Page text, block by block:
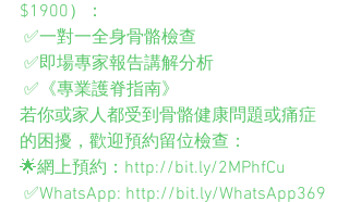
$1900）：
✅一對一全身骨骼檢查
✅即場專家報告講解分析
✅《專業護脊指南》
若你或家人都受到骨骼健康問題或痛症
的困擾，歡迎預約留位檢查：
🌟網上預約：http://bit.ly/2MPhfCu
✅WhatsApp: http://bit.ly/WhatsApp369